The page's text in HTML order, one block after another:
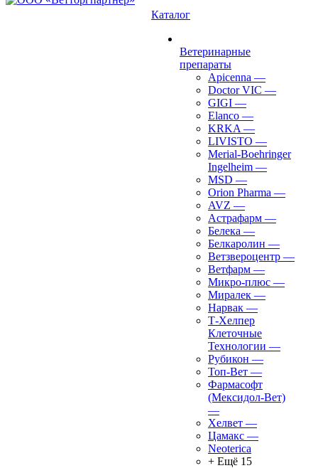
Каталог
Ветеринарные
препараты
Apicenna —
Doctor VIC —
GIGI —
Elanco —
KRKA —
LIVISTO —
Merial-Boehringer
Ingelheim —
MSD —
Orion Pharma —
AVZ —
Астрафарм —
Белека —
Белкаролин —
Ветзвероцентр —
Ветфарм —
Микро-плюс —
Миралек —
Нарвак —
Т-Хелпер
Клеточные
Технологии —
Рубикон —
Топ-Вет —
Фармасофт
(Мексидол-Вет)
—
Хелвет —
Цамакс —
Neoterica
+ Ещё 15